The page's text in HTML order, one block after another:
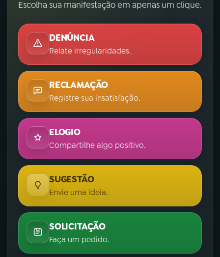
Escolha sua manifestação em apenas um clique.
DENÚNCIA
Relate irregularidades.
RECLAMAÇÃO
Registre sua insatisfação.
ELOGIO
Compartilhe algo positivo.
SUGESTÃO
Envie uma ideia.
SOLICITAÇÃO
Faça um pedido.